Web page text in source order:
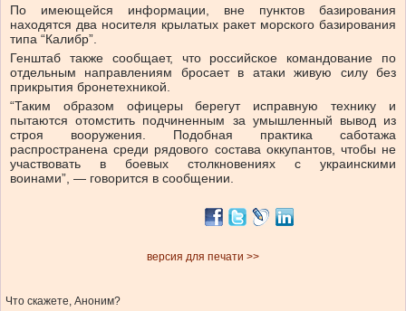
По имеющейся информации, вне пунктов базирования
находятся два носителя крылатых ракет морского базирования
типа “Калибр”.
Генштаб также сообщает, что российское командование по
отдельным направлениям бросает в атаки живую силу без
прикрытия бронетехникой.
“Таким образом офицеры берегут исправную технику и
пытаются отомстить подчиненным за умышленный вывод из
строя вооружения. Подобная практика саботажа
распространена среди рядового состава оккупантов, чтобы не
участвовать в боевых столкновениях с украинскими
воинами”, — говорится в сообщении.
версия для печати >>
Что скажете, Аноним?